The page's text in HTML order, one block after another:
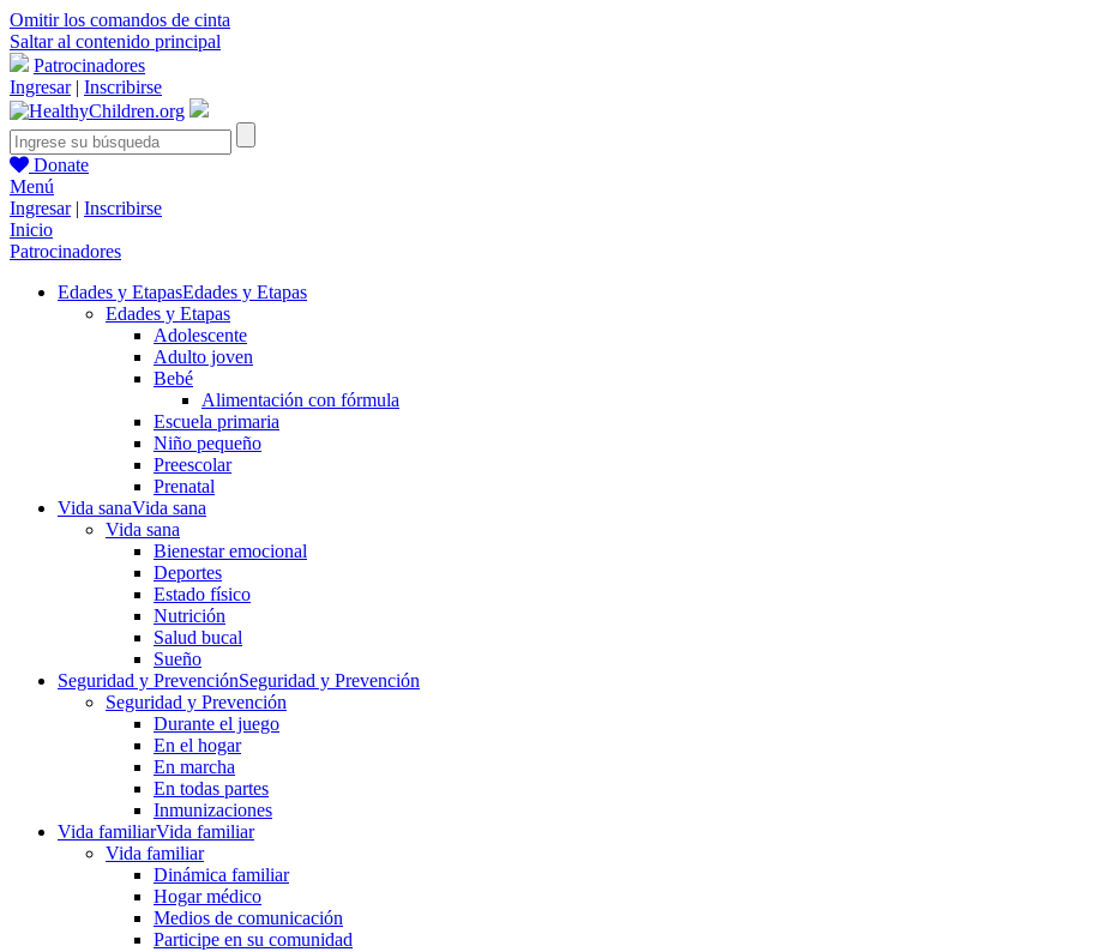
Omitir los comandos de cinta
Saltar al contenido principal
Patrocinadores
Ingresar| Inscribirse
Donate
Menú
Ingresar| Inscribirse
Inicio
Patrocinadores
Edades y EtapasEdades y Etapas
Edades y Etapas
Adolescente
Adulto joven
Bebé
Alimentación con fórmula
Escuela primaria
Niño pequeño
Preescolar
Prenatal
Vida sanaVida sana
Vida sana
Bienestar emocional
Deportes
Estado físico
Nutrición
Salud bucal
Sueño
Seguridad y PrevenciónSeguridad y Prevención
Seguridad y Prevención
Durante el juego
En el hogar
En marcha
En todas partes
Inmunizaciones
Vida familiarVida familiar
Vida familiar
Dinámica familiar
Hogar médico
Medios de comunicación
Participe en su comunidad